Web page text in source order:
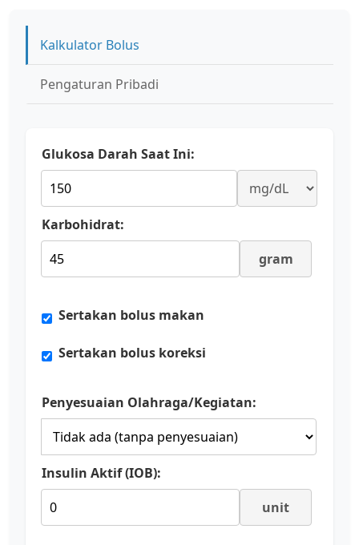
Kalkulator Bolus
Pengaturan Pribadi
Glukosa Darah Saat Ini:
Karbohidrat:
gram
Sertakan bolus makan
Sertakan bolus koreksi
Penyesuaian Olahraga/Kegiatan:
Insulin Aktif (IOB):
unit